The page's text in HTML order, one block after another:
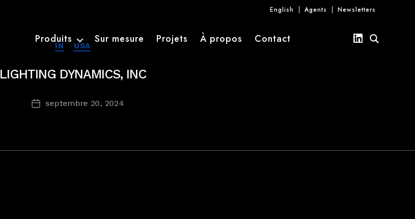
English Agents Newsletters
Produits Sur mesure Projets À propos Contact
Catégories
IN USA
LIGHTING DYNAMICS, INC
Dateseptembre 20, 2024